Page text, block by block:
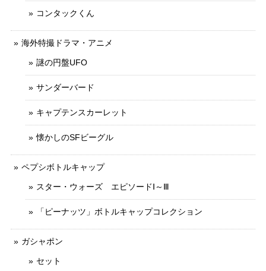
コンタックくん
海外特撮ドラマ・アニメ
謎の円盤UFO
サンダーバード
キャプテンスカーレット
懐かしのSFビーグル
ペプシボトルキャップ
スター・ウォーズ エピソードⅠ～Ⅲ
「ピーナッツ」ボトルキャップコレクション
ガシャポン
セット